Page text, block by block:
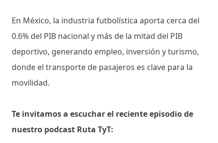
En México, la industria futbolística aporta cerca del
0.6% del PIB nacional y más de la mitad del PIB
deportivo, generando empleo, inversión y turismo,
donde el transporte de pasajeros es clave para la
movilidad.
Te invitamos a escuchar el reciente episodio de
nuestro podcast Ruta TyT: